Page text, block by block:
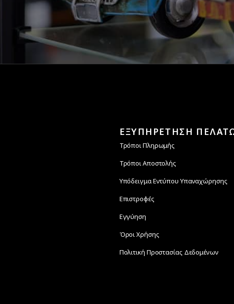
ΔΕΥ-ΠΑΡ 8:30-17:30
Εγγυόμαστε την
των συναλλαγών
ΕΞΥΠΗΡΕΤΗΣΗ
Τρόποι Πληρωμής
Τρόποι Αποστολής
Υπόδειγμα Εντύπου Υπαναχώρησης
Επιστροφές
Εγγύηση
Όροι Χρήσης
Πολιτική Προστασίας Δεδομένων